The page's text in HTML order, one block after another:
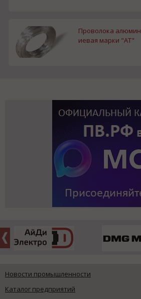
Проволока алюмин
иевая марки "АТ"
Новости промышленности
Каталог предприятий